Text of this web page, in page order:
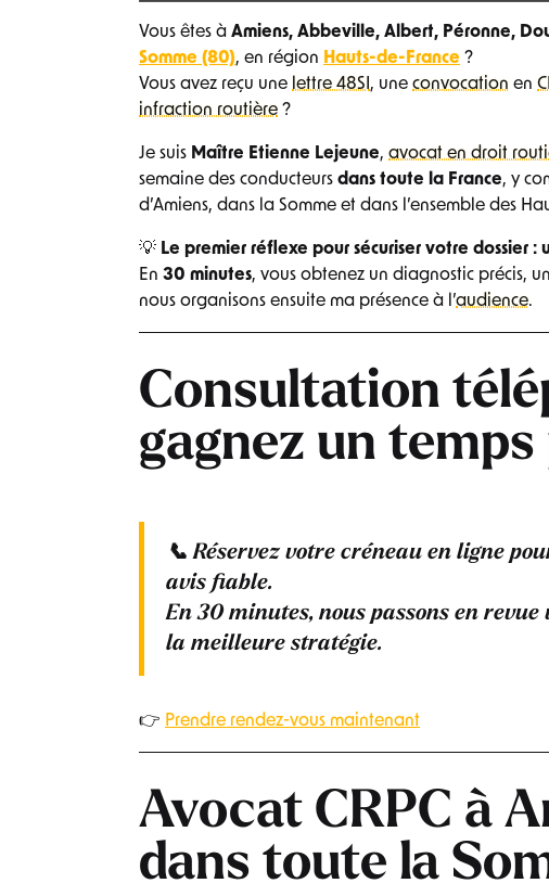
Vous êtes à Amiens, Abbeville, Albert, Péronne,
Somme (80), en région Hauts-de-France ?
Vous avez reçu une lettre 48SI , une convocation en
infraction routière ?
Je suis Maître Etienne Lejeune, avocat en droit
semaine des conducteurs dans toute la France, y
d’Amiens, dans la Somme et dans l’ensemble des
💡 Le premier réflexe pour sécuriser votre dossier
En 30 minutes, vous obtenez un diagnostic précis,
nous organisons ensuite ma présence à l’audience.
Consultation
gagnez un
📞Réservez votre créneau en ligne
avis fiable.
En30 minutes, nous passons en revue
la meilleure stratégie.
👉 Prendre rendez-vous maintenant
Avocat CRPC à
dans toute la